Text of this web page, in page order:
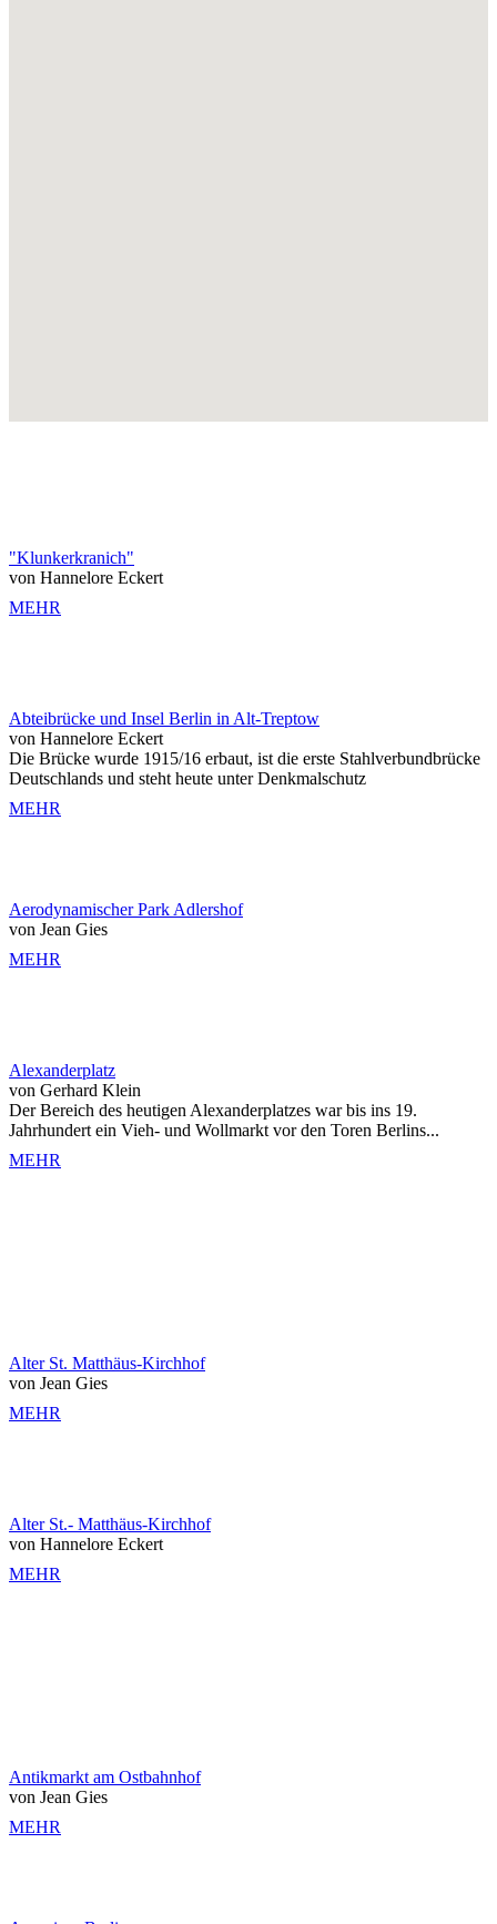
"Klunkerkranich"
von Hannelore Eckert
MEHR
Abteibrücke und Insel Berlin in Alt-Treptow
von Hannelore Eckert
Die Brücke wurde 1915/16 erbaut, ist die erste Stahlverbundbrücke
Deutschlands und steht heute unter Denkmalschutz
MEHR
Aerodynamischer Park Adlershof
von Jean Gies
MEHR
Alexanderplatz
von Gerhard Klein
Der Bereich des heutigen Alexanderplatzes war bis ins 19.
Jahrhundert ein Vieh- und Wollmarkt vor den Toren Berlins...
MEHR
Alter St. Matthäus-Kirchhof
von Jean Gies
MEHR
Alter St.- Matthäus-Kirchhof
von Hannelore Eckert
MEHR
Antikmarkt am Ostbahnhof
von Jean Gies
MEHR